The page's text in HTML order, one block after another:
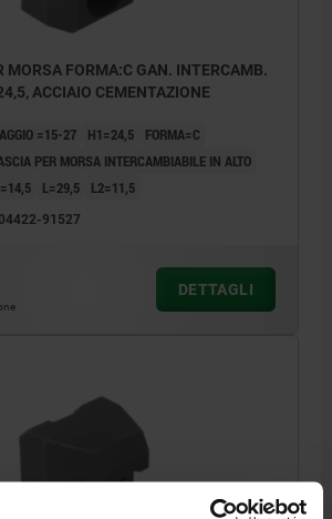
MORSA FORMA:C GAN. INTERCAMB.
ACCIAIO CEMENTAZIONE
=15-27 H1=24,5
FORMA=C
PER MORSA INTERCAMBIABILE IN ALTO
L=29,5 L2=11,5
04422-91527
DETTAGLI